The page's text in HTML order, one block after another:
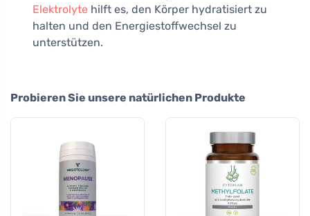
Elektrolyte hilft es, den Körper hydratisiert zu
halten und den Energiestoffwechsel zu
unterstützen.
Probieren Sie unsere natürlichen Produkte